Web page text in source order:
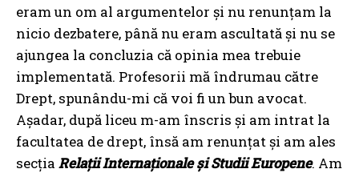
eram un om al argumentelor și nu renunțam la
nicio dezbatere, până nu eram ascultată și nu se
ajungea la concluzia că opinia mea trebuie
implementată. Profesorii mă îndrumau către
Drept, spunându-mi că voi fi un bun avocat.
Așadar, după liceu m-am înscris și am intrat la
facultatea de drept, însă am renunțat și am ales
secția Relații Internaționale și Studii Europene. Am